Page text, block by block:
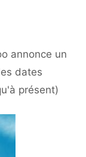
annonce un
dates
présent)